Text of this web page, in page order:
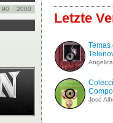
Letzte
Temas
José
90 2000